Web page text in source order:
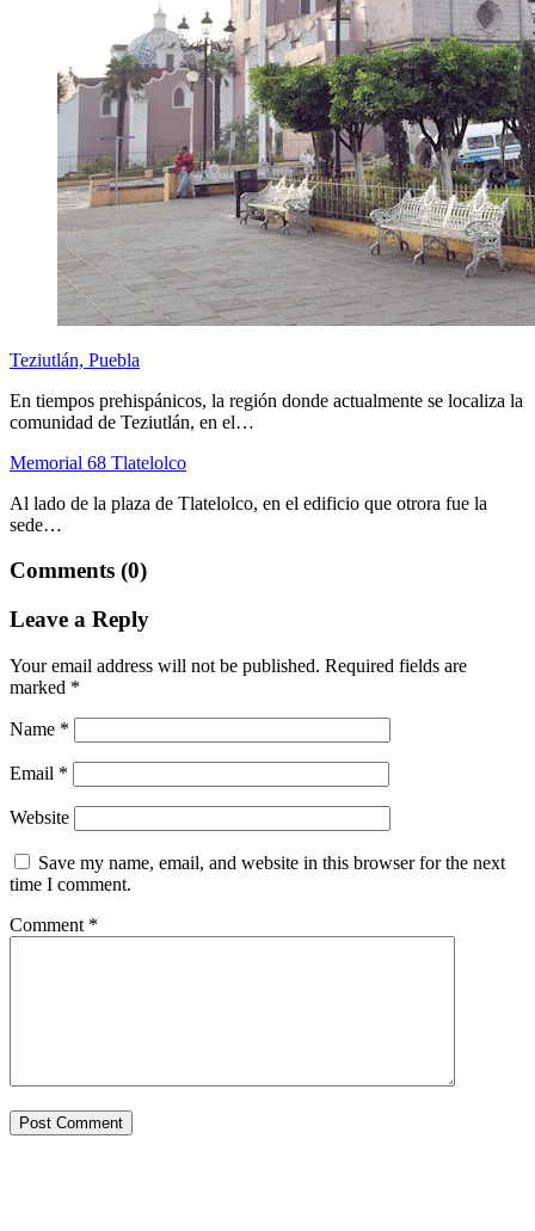
Teziutlán, Puebla
En tiempos prehispánicos, la región donde actualmente se localiza la
comunidad de Teziutlán, en el…
Memorial 68 Tlatelolco
Al lado de la plaza de Tlatelolco, en el edificio que otrora fue la
sede…
Comments (0)
Leave a Reply
Your email address will not be published. Required fields are
marked *
Name *
Email *
Website
Save my name, email, and website in this browser for the next
time I comment.
Comment *